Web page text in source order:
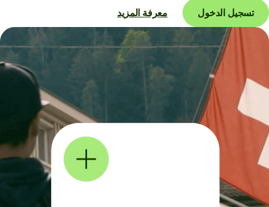
تسجيل الدخول معرفة المزيد